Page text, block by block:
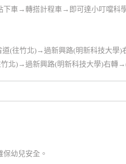
下車→轉搭計程車→即可達小叮噹科
(往竹北)→過新興路(明新科技大學
北)→過新興路(明新科技大學)右轉
幼兒安全。